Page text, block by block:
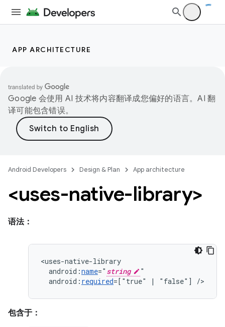
APP ARCHITECTURE
Google 会使用 AI 技术将内容翻译成您偏好的语言。AI 翻
译可能包含错误。
Android Developers Design & Plan App architecture
<uses-native-library>
语法：
android:name=" string
android: required=["true" | "false"] />
包含于：